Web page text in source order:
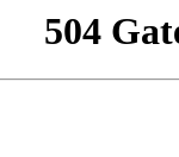
504